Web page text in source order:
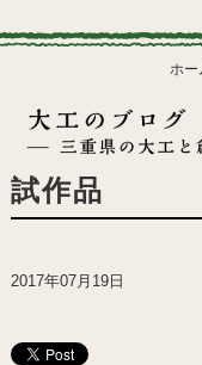
ホー
試作品
2017年07月19日